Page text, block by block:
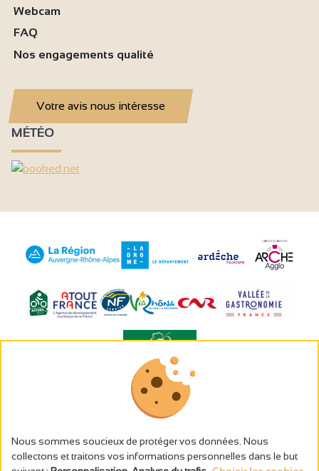
Webcam
FAQ
Nos engagements qualité
Votre avis nous intéresse
MÉTÉO
L’abus d’alcool est dangereux pour la santé, à consommer avec
modération.
Mentions légales
Politique de confidentialité
Nous sommes soucieux de protéger vos données. Nous
collectons et traitons vos informations personnelles dans le but